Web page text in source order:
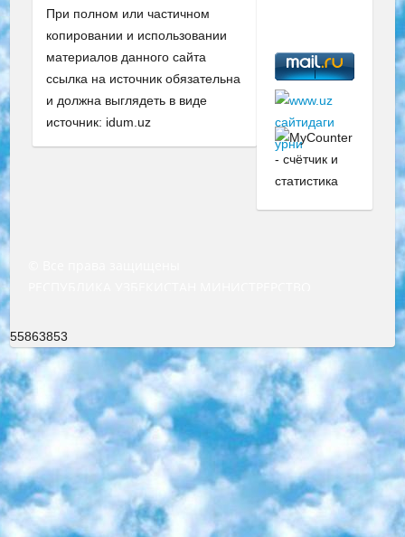
При полном или частичном
копировании и использовании
материалов данного сайта
ссылка на источник обязательна
и должна выглядеть в виде
источник: idum.uz
55863853